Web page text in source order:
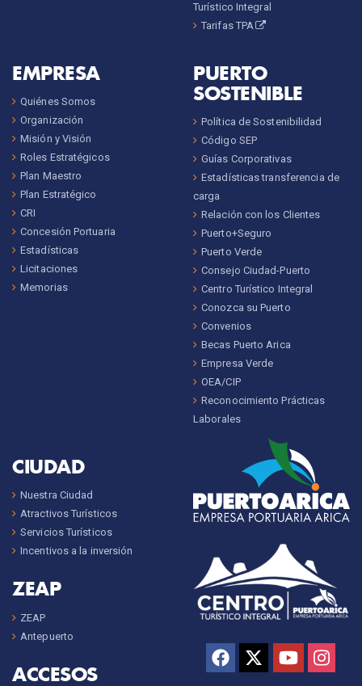
Turístico Integral
Tarifas TPA
EMPRESA
Quiénes Somos
Organización
Misión y Visión
Roles Estratégicos
Plan Maestro
Plan Estratégico
CRI
Concesión Portuaria
Estadísticas
Licitaciones
Memorias
PUERTO
SOSTENIBLE
Política de Sostenibilidad
Código SEP
Guías Corporativas
Estadísticas transferencia de
carga
Relación con los Clientes
Puerto+Seguro
Puerto Verde
Consejo Ciudad-Puerto
Centro Turístico Integral
Conozca su Puerto
Convenios
Becas Puerto Arica
Empresa Verde
OEA/CIP
Reconocimiento Prácticas
Laborales
CIUDAD
Nuestra Ciudad
Atractivos Turísticos
Servicios Turísticos
Incentivos a la inversión
ZEAP
ZEAP
Antepuerto
ACCESOS